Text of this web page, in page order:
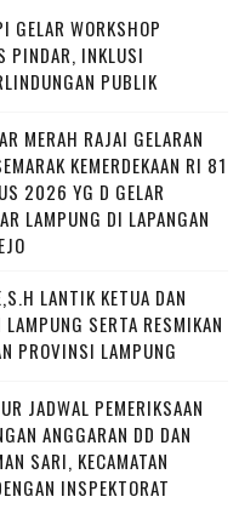
GELAR WORKSHOP
PINDAR, INKLUSI
PUBLIK
MERAH RAJAI GELARAN
KEMERDEKAAN RI 81
2026 YG D GELAR
LAMPUNG DI LAPANGAN
LANTIK KETUA DAN
SERTA RESMIKAN
PROVINSI LAMPUNG
JADWAL PEMERIKSAAN
ANGGARAN DD DAN
SARI, KECAMATAN
INSPEKTORAT